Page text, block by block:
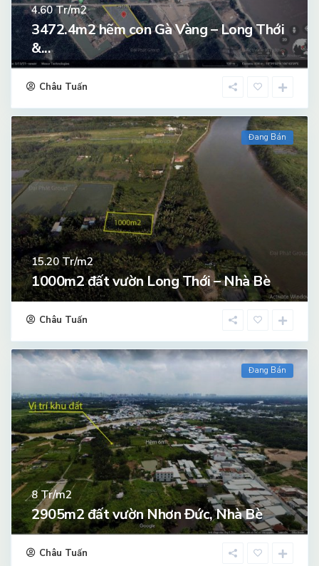
4.60Tr/m2
3472.4m2 hẽm con Gà Vàng – Long Thới
&...
Châu Tuấn
Đang Bán
15.20Tr/m2
1000m2 đất vườn Long Thới – Nhà Bè
Châu Tuấn
Đang Bán
8 Tr/m2
2905m2 đất vườn Nhơn Đức, Nhà Bè
Châu Tuấn